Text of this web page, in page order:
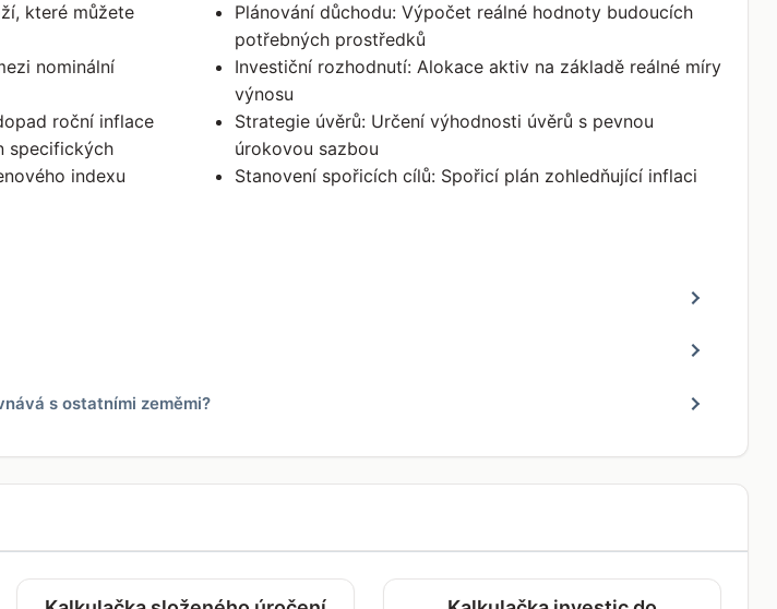
které můžete
nominální
roční inflace
specifických
indexu
Plánování důchodu: Výpočet reálné hodnoty budoucích
potřebných prostředků
Investiční rozhodnutí: Alokace aktiv na základě reálné míry
výnosu
Strategie úvěrů: Určení výhodnosti úvěrů s pevnou
úrokovou sazbou
Stanovení spořicích cílů: Spořicí plán zohledňující inflaci
s ostatními zeměmi?